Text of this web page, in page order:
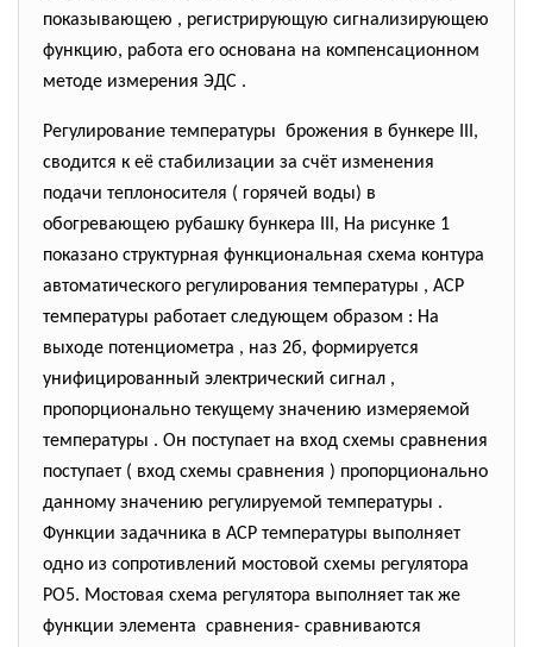
показывающею , регистрирующую сигнализирующею
функцию, работа его основана на компенсационном
методе измерения ЭДС .
Регулирование температуры брожения в бункере III,
сводится к её стабилизации за счёт изменения
подачи теплоносителя ( горячей воды) в
обогревающею рубашку бункера III, На рисунке 1
показано структурная функциональная схема контура
автоматического регулирования температуры , АСР
температуры работает следующем образом : На
выходе потенциометра , наз 2б, формируется
унифицированный электрический сигнал ,
пропорционально текущему значению измеряемой
температуры . Он поступает на вход схемы сравнения
поступает ( вход схемы сравнения ) пропорционально
данному значению регулируемой температуры .
Функции задачника в АСР температуры выполняет
одно из сопротивлений мостовой схемы регулятора
РО5. Мостовая схема регулятора выполняет так же
функции элемента сравнения- сравниваются